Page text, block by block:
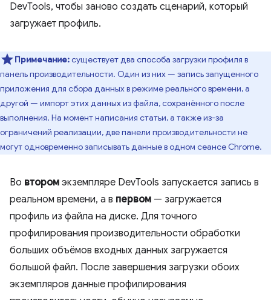
DevTools, чтобы заново создать сценарий, который
загружает профиль.
Примечание:существует два способа загрузки профиля в
панель производительности. Один из них — запись запущенного
приложения для сбора данных в режиме реального времени, а
другой — импорт этих данных из файла, сохранённого после
выполнения. На момент написания статьи, а также из-за
ограничений реализации, две панели производительности не
могут одновременно записывать данные в одном сеансе Chrome.
Во втором экземпляре DevTools запускается запись в
реальном времени, а в первом — загружается
профиль из файла на диске. Для точного
профилирования производительности обработки
больших объёмов входных данных загружается
большой файл. После завершения загрузки обоих
экземпляров данные профилирования